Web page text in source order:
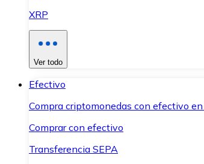
XRP
Ver todo
Efectivo
Compra criptomonedas con efectivo
Comprar con efectivo
Transferencia SEPA